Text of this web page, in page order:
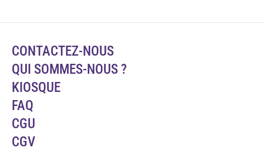
CONTACTEZ-NOUS
QUI SOMMES-NOUS ?
KIOSQUE
FAQ
CGU
CGV